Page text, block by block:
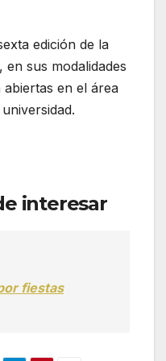
edición de la
sus modalidades
en el área
interesar
fiestas